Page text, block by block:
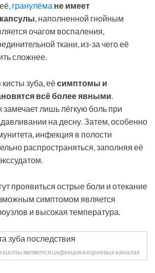
гранулёма не имеет
, наполненной гнойным
очагом воспаления,
ткани, из-за чего её
сложнее.
зуба, еёсимптомы и
всё более явными.
замечает лишь лёгкую боль при
на десну. Затем, особенно
инфекция в полости
распространяться, заполняя её
проявиться острые боли и отекание
симптомом является
и высокая температура.
кисты является инфекция в корневых каналах